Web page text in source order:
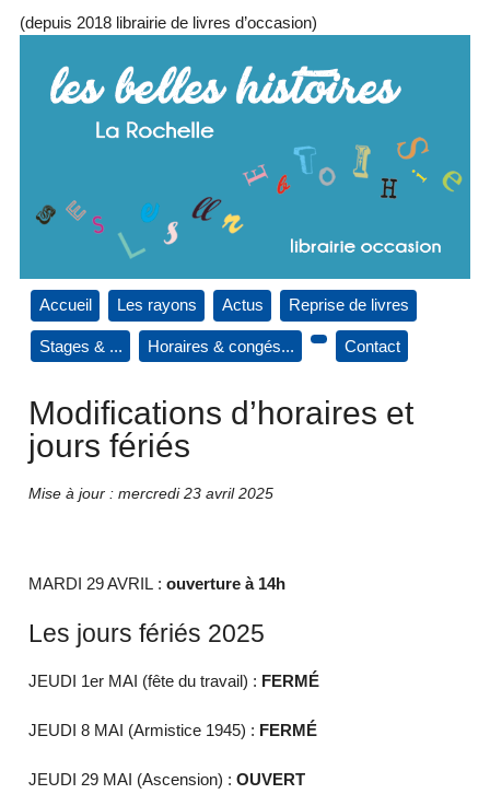
(depuis 2018 librairie de livres d’occasion)
Accueil Les rayons Actus Reprise de livres
Stages & ... Horaires & congés... Contact
Modifications d’horaires et
jours fériés
Mise à jour : mercredi 23 avril 2025
MARDI 29 AVRIL :ouverture à 14h
Les jours fériés 2025
JEUDI 1er MAI (fête du travail) : FERMÉ
JEUDI 8 MAI (Armistice 1945) : FERMÉ
JEUDI 29 MAI (Ascension) :OUVERT